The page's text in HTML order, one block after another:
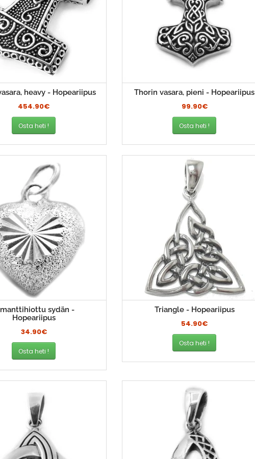
heavy - Hopeariipus
454.90€
Osta heti !
Thorin vasara, pieni - Hopeariipus
99.90€
Osta heti !
sydän -
Hopeariipus
34.90€
Osta heti !
Triangle - Hopeariipus
54.90€
Osta heti !